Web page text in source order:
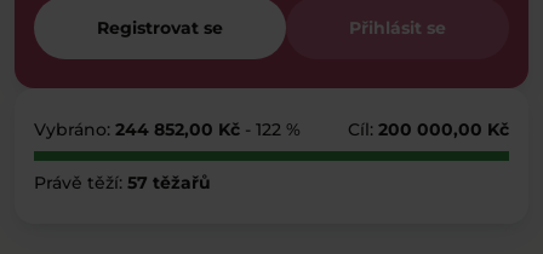
Registrovat se Přihlásit se
Vybráno: 244 852,00 Kč - 122 % Cíl: 200 000,00 Kč
Právě těží: 57 těžařů